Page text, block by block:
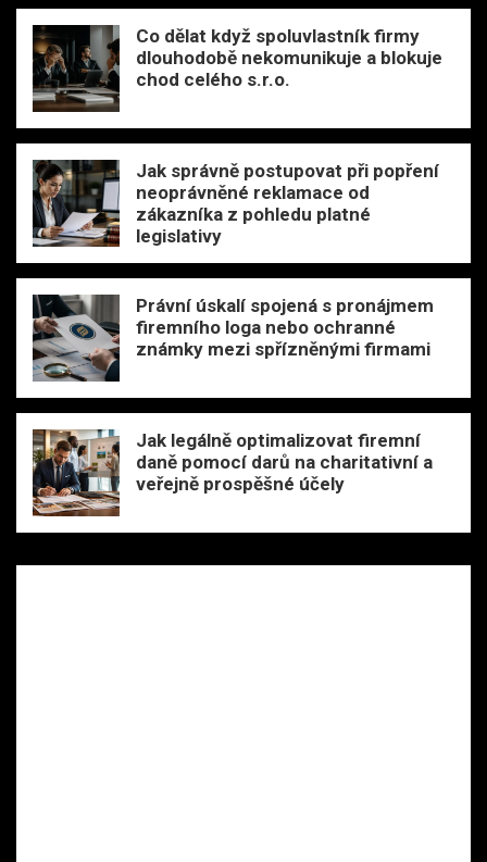
Co dělat když spoluvlastník firmy
dlouhodobě nekomunikuje a blokuje
chod celého s.r.o.
Jak správně postupovat při popření
neoprávněné reklamace od
zákazníka z pohledu platné
legislativy
Právní úskalí spojená s pronájmem
firemního loga nebo ochranné
známky mezi spřízněnými firmami
Jak legálně optimalizovat firemní
daně pomocí darů na charitativní a
veřejně prospěšné účely